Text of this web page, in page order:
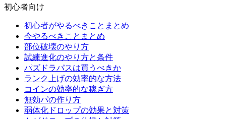
初心者向け
初心者がやるべきことまとめ
今やるべきことまとめ
部位破壊のやり方
試練進化のやり方と条件
パズドラパスは買うべきか
ランク上げの効率的な方法
コインの効率的な稼ぎ方
無効パの作り方
弱体化ドロップの効果と対策